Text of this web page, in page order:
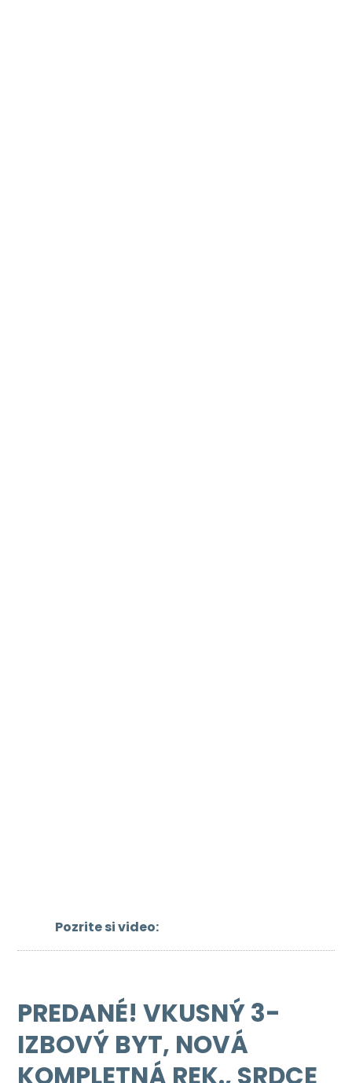
Pozrite si video:
PREDANÉ! VKUSNÝ 3-
IZBOVÝ BYT, NOVÁ
KOMPLETNÁ REK., SRDCE